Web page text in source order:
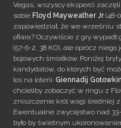
Vegas, wszyscy eksperci
sobieFloyd Mayweather Jr(48-
zapowiedział, że we wrześniu
ofiara? Oczywiście z gry
(57-6-2, 38 KO), ale oprócz
bojowych śmiałków. Poniżej
kandydatów, do których być
los na loterii. Giennadij
chcieliby zobaczyć w ringu z
zniszczenie król wagi średniej
Ewentualne zwycięstwo nad
było by świetnym